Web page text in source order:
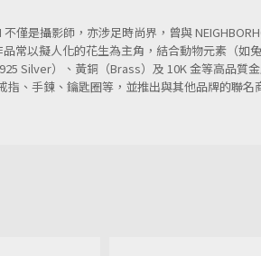
僅是攝影師，亦涉足時尚界，曾與
常以擬人化的花生為主角，結合動物元素（如
Silver）、黃銅（Brass）及 10K 金等高品質
指、手鍊、鑰匙圈等，並推出與其他品牌的聯名